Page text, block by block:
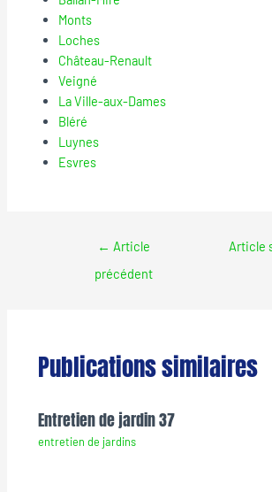
Monts
Loches
Château-Renault
Veigné
La Ville-aux-Dames
Bléré
Luynes
Esvres
← Article
précédent
Article
Publications similaires
Entretien de jardin 37
entretien de jardins